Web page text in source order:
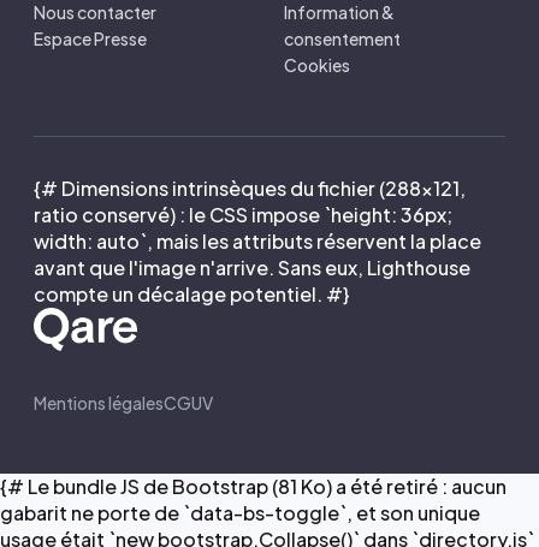
Nous contacter
Espace Presse
Information &
consentement
Cookies
{# Dimensions intrinsèques du fichier (288×121,
ratio conservé) : le CSS impose `height: 36px;
width: auto`, mais les attributs réservent la place
avant que l'image n'arrive. Sans eux, Lighthouse
compte un décalage potentiel. #}
Mentions légalesCGUV
{# Le bundle JS de Bootstrap (81 Ko) a été retiré : aucun
gabarit ne porte de `data-bs-toggle`, et son unique
usage était `new bootstrap.Collapse()` dans `directory.js`